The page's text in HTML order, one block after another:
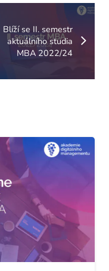
Blíží se II. semestr
aktuálního studia
MBA 2022/24